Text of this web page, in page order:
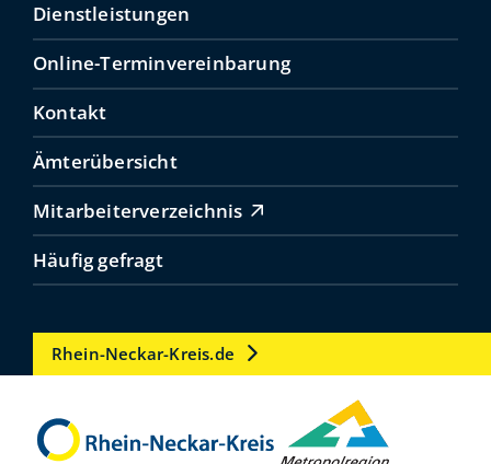
Dienstleistungen
Online-Terminvereinbarung
Kontakt
Ämterübersicht
Mitarbeiterverzeichnis
Häufig gefragt
Rhein-Neckar-Kreis.de